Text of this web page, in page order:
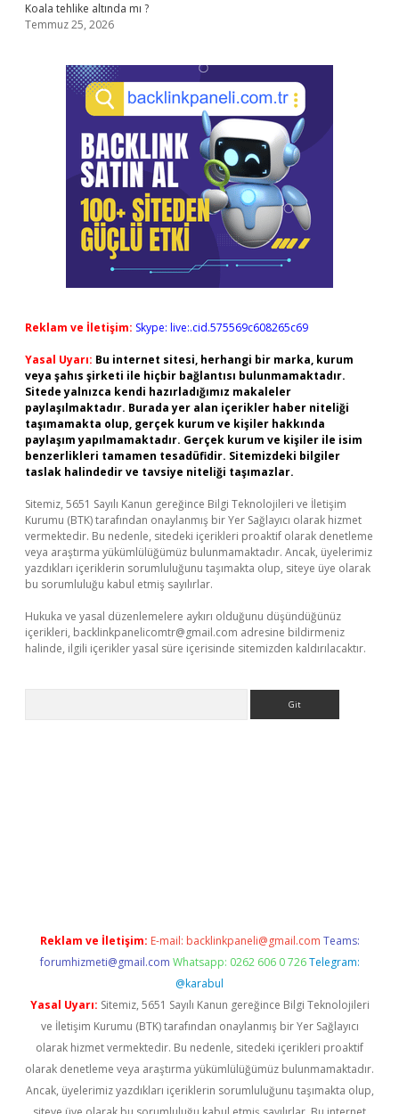
Koala tehlike altında mı ?
Temmuz 25, 2026
Reklam ve İletişim: Skype: live:.cid.575569c608265c69
Yasal Uyarı: Bu internet sitesi, herhangi bir marka, kurum
veya şahıs şirketi ile hiçbir bağlantısı bulunmamaktadır.
Sitede yalnızca kendi hazırladığımız makaleler
paylaşılmaktadır. Burada yer alan içerikler haber niteliği
taşımamakta olup, gerçek kurum ve kişiler hakkında
paylaşım yapılmamaktadır. Gerçek kurum ve kişiler ile isim
benzerlikleri tamamen tesadüfidir. Sitemizdeki bilgiler
taslak halindedir ve tavsiye niteliği taşımazlar.
Sitemiz, 5651 Sayılı Kanun gereğince Bilgi Teknolojileri ve İletişim
Kurumu (BTK) tarafından onaylanmış bir Yer Sağlayıcı olarak hizmet
vermektedir. Bu nedenle, sitedeki içerikleri proaktif olarak denetleme
veya araştırma yükümlülüğümüz bulunmamaktadır. Ancak, üyelerimiz
yazdıkları içeriklerin sorumluluğunu taşımakta olup, siteye üye olarak
bu sorumluluğu kabul etmiş sayılırlar.
Hukuka ve yasal düzenlemelere aykırı olduğunu düşündüğünüz
içerikleri, backlinkpanelicomtr@gmail.com adresine bildirmeniz
halinde, ilgili içerikler yasal süre içerisinde sitemizden kaldırılacaktır.
Reklam ve İletişim: E-mail: backlinkpaneli@gmail.com Teams:
forumhizmeti@gmail.com Whatsapp: 0262 606 0 726 Telegram:
@karabul
Yasal Uyarı: Sitemiz, 5651 Sayılı Kanun gereğince Bilgi Teknolojileri
ve İletişim Kurumu (BTK) tarafından onaylanmış bir Yer Sağlayıcı
olarak hizmet vermektedir. Bu nedenle, sitedeki içerikleri proaktif
olarak denetleme veya araştırma yükümlülüğümüz bulunmamaktadır.
Ancak, üyelerimiz yazdıkları içeriklerin sorumluluğunu taşımakta olup,